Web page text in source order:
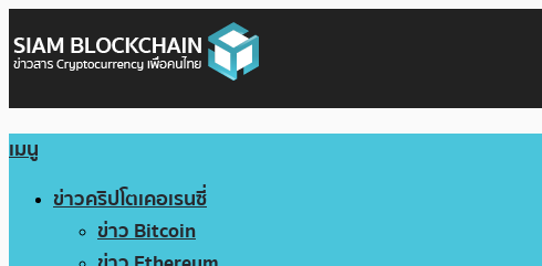
เมนู
ข่าวคริปโตเคอเรนซี่
ข่าว Bitcoin